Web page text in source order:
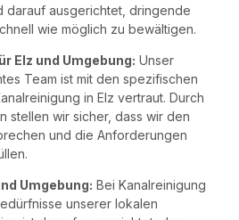
darauf ausgerichtet, dringende
wie möglich zu bewältigen.
Elz und Umgebung: Unser
Team ist mit den spezifischen
in Elz vertraut. Durch
stellen wir sicher, dass wir den
und die Anforderungen
Umgebung: Bei Kanalreinigung
unserer lokalen